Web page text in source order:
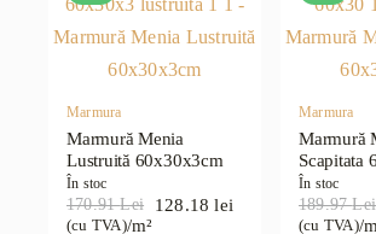
Marmura
Marmură Menia
Lustruită 60x30x3cm
În stoc
170.91Lei
Prețul
128.18lei
Prețul
(cu TVA)/m²
Marmura
Marmură
Scapitata
În stoc
189.97Lei
Prețul
Prețul
(cu TVA)/